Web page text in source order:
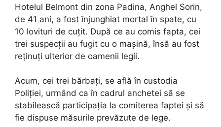
Hotelul Belmont din zona Padina, Anghel Sorin,
de 41 ani, a fost înjunghiat mortal în spate, cu
10 lovituri de cuțit. După ce au comis fapta, cei
trei suspecții au fugit cu o mașină, însă au fost
reținuți ulterior de oamenii legii.
Acum, cei trei bărbați, se află în custodia
Poliţiei, urmând ca în cadrul anchetei să se
stabilească participaţia la comiterea faptei şi să
fie dispuse măsurile prevăzute de lege.